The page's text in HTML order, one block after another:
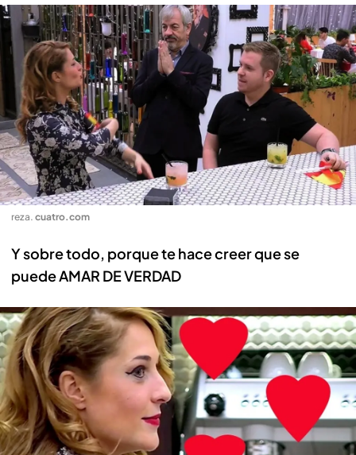
reza. cuatro.com
Y sobre todo, porque te hace creer que se
puede AMAR DE VERDAD